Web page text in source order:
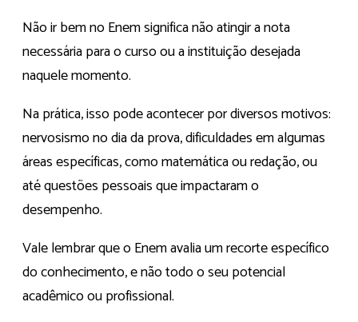
Não ir bem no Enem significa não atingir a nota
necessária para o curso ou a instituição desejada
naquele momento.
Na prática, isso pode acontecer por diversos motivos:
nervosismo no dia da prova, dificuldades em algumas
áreas específicas, como matemática ou redação, ou
até questões pessoais que impactaram o
desempenho.
Vale lembrar que o Enem avalia um recorte específico
do conhecimento, e não todo o seu potencial
acadêmico ou profissional.